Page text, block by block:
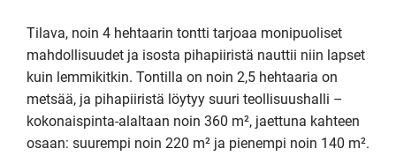
Tilava, noin 4 hehtaarin tontti tarjoaa monipuoliset
mahdollisuudet ja isosta pihapiiristä nauttii niin lapset
kuin lemmikitkin. Tontilla on noin 2,5 hehtaaria on
metsää, ja pihapiiristä löytyy suuri teollisuushalli –
kokonaispinta-alaltaan noin 360 m², jaettuna kahteen
osaan: suurempi noin 220 m² ja pienempi noin 140 m².